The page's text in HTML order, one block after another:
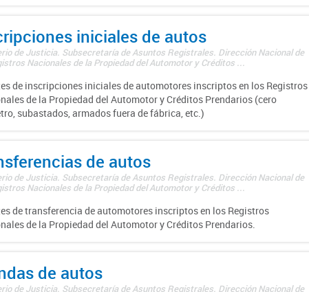
iniciales de autos
de Justicia. Subsecretaría de Asuntos Registrales. Dirección Nacional de
Nacionales de la Propiedad del Automotor y Créditos ...
de inscripciones iniciales de automotores inscriptos en los Registros
de la Propiedad del Automotor y Créditos Prendarios (cero
subastados, armados fuera de fábrica, etc.)
de autos
de Justicia. Subsecretaría de Asuntos Registrales. Dirección Nacional de
Nacionales de la Propiedad del Automotor y Créditos ...
de transferencia de automotores inscriptos en los Registros
de la Propiedad del Automotor y Créditos Prendarios.
de autos
de Justicia. Subsecretaría de Asuntos Registrales. Dirección Nacional de